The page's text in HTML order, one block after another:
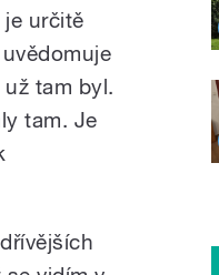
je určitě
tam byl.
tam. Je